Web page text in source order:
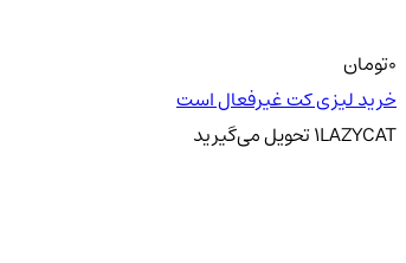
0تومان
خرید لیزی کت غیرفعال است
1LAZYCAT تحویلمی‌گیرید